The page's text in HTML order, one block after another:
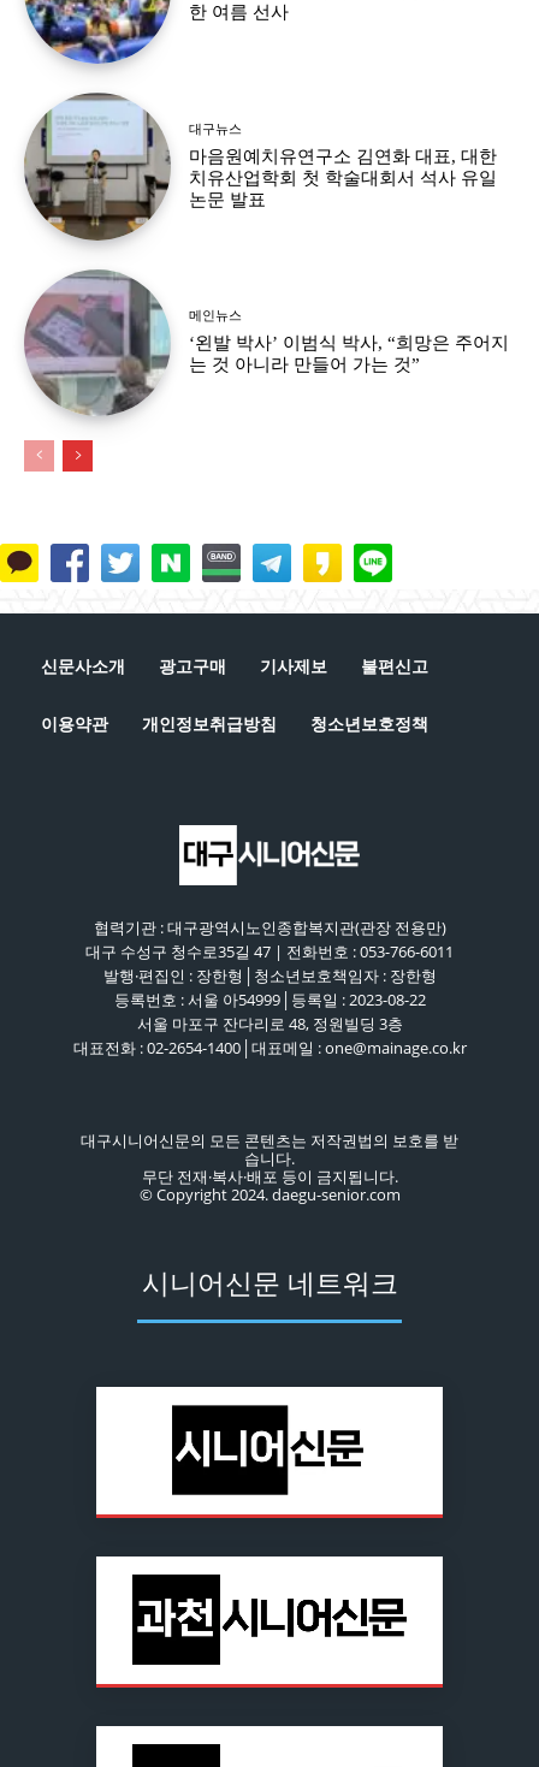
한 여름 선사
대구뉴스
마음원예치유연구소 김연화 대표, 대한
치유산업학회 첫 학술대회서 석사 유일
논문 발표
메인뉴스
‘왼발 박사’ 이범식 박사, “희망은 주어지
는 것 아니라 만들어 가는 것”
신문사소개 광고구매 기사제보 불편신고
이용약관 개인정보취급방침 청소년보호정책
협력기관 : 대구광역시노인종합복지관(관장 전용만)
대구 수성구 청수로35길 47 | 전화번호 : 053-766-6011
발행·편집인 : 장한형│청소년보호책임자 : 장한형
등록번호 : 서울 아54999│등록일 : 2023-08-22
서울 마포구 잔다리로 48, 정원빌딩 3층
대표전화 : 02-2654-1400│대표메일 : one@mainage.co.kr
대구시니어신문의 모든 콘텐츠는 저작권법의 보호를 받
습니다.
무단 전재·복사·배포 등이 금지됩니다.
© Copyright 2024. daegu-senior.com
시니어신문 네트워크